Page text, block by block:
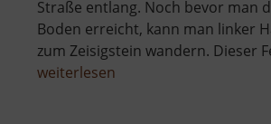
Straße entlang. Noch bevor man
Boden erreicht, kann man linker
zum Zeisigstein wandern. Dieser
weiterlesen